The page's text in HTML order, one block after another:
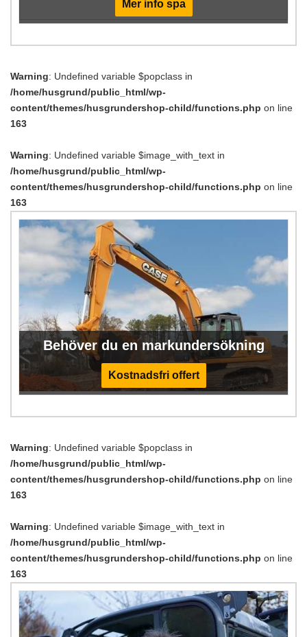
Mer info spa
Warning: Undefined variable $popclass in
/home/husgrund/public_html/wp-
content/themes/husgrundershop-child/functions.php on line
163
Warning: Undefined variable $image_with_text in
/home/husgrund/public_html/wp-
content/themes/husgrundershop-child/functions.php on line
163
Behöver du en markundersökning
Kostnadsfri offert
Warning: Undefined variable $popclass in
/home/husgrund/public_html/wp-
content/themes/husgrundershop-child/functions.php on line
163
Warning: Undefined variable $image_with_text in
/home/husgrund/public_html/wp-
content/themes/husgrundershop-child/functions.php on line
163